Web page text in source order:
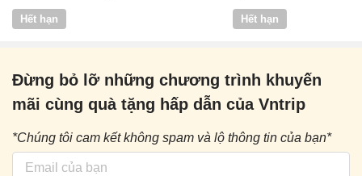
Vntrip
Hết hạn Hết hạn
Đừng bỏ lỡ những chương trình khuyến
mãi cùng quà tặng hấp dẫn của Vntrip
*Chúng tôi cam kết không spam và lộ thông tin của bạn*